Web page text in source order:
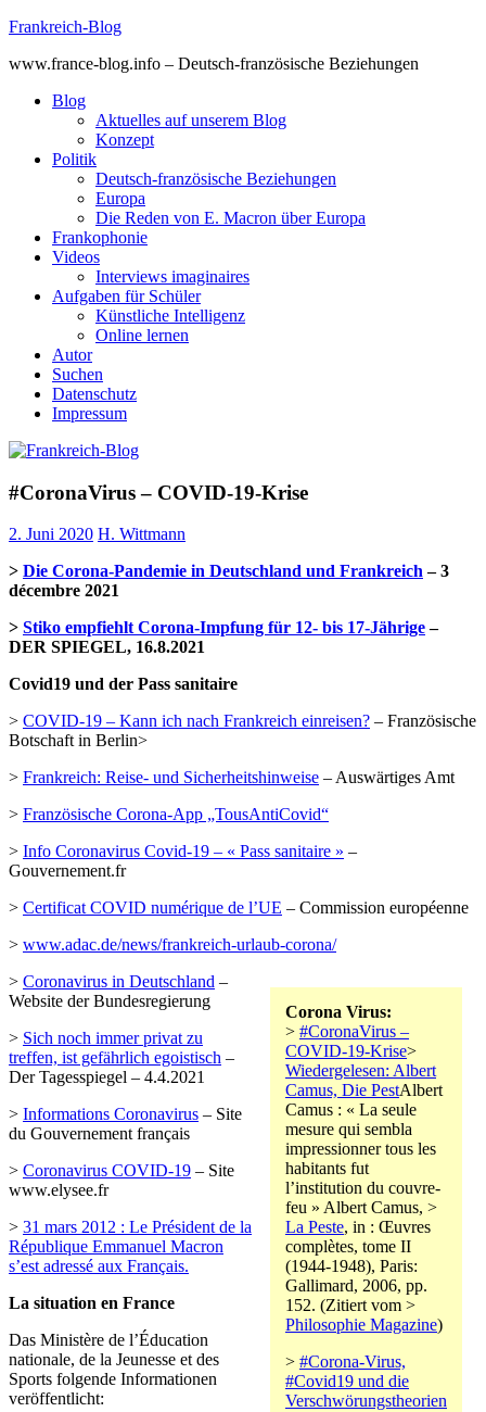
Skip
content
Frankreich-Blog
www.france-blog.info – Deutsch-französische Beziehungen
Blog
Aktuelles auf unserem Blog
Konzept
Politik
Deutsch-französische Beziehungen
Europa
Die Reden von E. Macron über Europa
Frankophonie
Videos
Interviews imaginaires
Aufgaben für Schüler
Künstliche Intelligenz
Online lernen
Autor
Suchen
Datenschutz
Impressum
#CoronaVirus – COVID-19-Krise
2. Juni 2020 H. Wittmann
> Die Corona-Pandemie in Deutschland und Frankreich– 3
décembre 2021
> Stiko empfiehlt Corona-Impfung für 12- bis 17-Jährige–
DER SPIEGEL, 16.8.2021
Covid19 und der Pass sanitaire
> COVID-19 – Kann ich nach Frankreich einreisen? – Französische
Botschaft in Berlin>
> Frankreich: Reise- und Sicherheitshinweise – Auswärtiges Amt
> Französische Corona-App „TousAntiCovid“
> Info Coronavirus Covid-19 – « Pass sanitaire » –
Gouvernement.fr
> Certificat COVID numérique de l’UE – Commission européenne
> www.adac.de/news/frankreich-urlaub-corona/
Corona Virus:
> #CoronaVirus –
COVID-19-Krise>
Wiedergelesen: Albert
Camus, Die PestAlbert
Camus : « La seule
mesure qui sembla
impressionner tous les
habitants fut
l’institution du couvre-
feu » Albert Camus, >
La Peste, in : Œuvres
complètes, tome II
(1944-1948), Paris:
Gallimard, 2006, pp.
152. (Zitiert vom >
Philosophie Magazine)
> #Corona-Virus,
#Covid19 und die
Verschwörungstheorien
> Coronavirus in Deutschland –
Website der Bundesregierung
> Sich noch immer privat zu
treffen, ist gefährlich egoistisch –
Der Tagesspiegel – 4.4.2021
> Informations Coronavirus – Site
du Gouvernement français
> Coronavirus COVID-19 – Site
www.elysee.fr
> 31 mars 2012 : Le Président de la
République Emmanuel Macron
s’est adressé aux Français.
La situation en France
Das Ministère de l’Éducation
nationale, de la Jeunesse et des
Sports folgende Informationen
veröffentlicht: